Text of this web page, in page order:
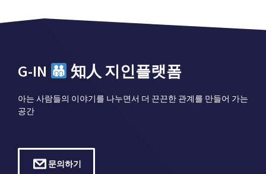
G-IN 知人 지인플랫폼
아는 사람들의 이야기를 나누면서 더 끈끈한 관계를 만들어 가는
공간
문의하기